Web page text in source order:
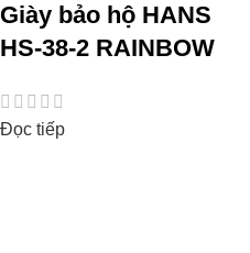
Giày bảo hộ HANS
HS-38-2 RAINBOW
Đọc tiếp